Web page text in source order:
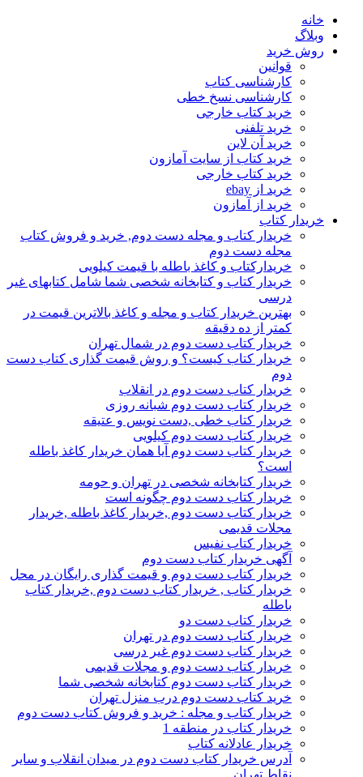
خانه
وبلاگ
روش خرید
قوانین
کارشناسی کتاب
کارشناسی نسخ خطی
خرید کتاب خارجی
خرید تلفنی
خرید آن لاین
خرید کتاب از سایت آمازون
خرید کتاب خارجی
خرید از ebay
خرید از آمازون
خریدار کتاب
خریدار کتاب و مجله دست دوم, خرید و فروش کتاب
مجله دست دوم
خریدارکتاب و کاغذ باطله با قیمت کیلویی
خریدار کتاب و کتابخانه شخصی شما شامل کتابهای غیر
درسی
بهترین خریدار کتاب و مجله و کاغذ بالاترین قیمت در
کمتر از ده دقیقه
خریدار کتاب دست دوم در شمال تهران
خریدار کتاب کیست؟ و روش قیمت گذاری کتاب دست
دوم
خریدار کتاب دست دوم در انقلاب
خریدار کتاب دست دوم شبانه روزی
خریدار کتاب خطی ,دست نویس و عتیقه
خریدار کتاب دست دوم کیلویی
خریدار کتاب دست دوم آیا همان خریدار کاغذ باطله
است؟
خریدار کتابخانه شخصی در تهران و حومه
خریدار کتاب دست دوم چگونه است
خریدار کتاب دست دوم ,خریدار کاغذ باطله ,خریدار
مجلات قدیمی
خریدار کتاب نفیس
آگهی خریدار کتاب دست دوم
خریدار کتاب دست دوم و قیمت گذاری رایگان در محل
خریدار کتاب , خریدار کتاب دست دوم ,خریدار کتاب
باطله
خریدار کتاب دست دو
خریدار کتاب دست دوم در تهران
خریدار کتاب دست دوم غیر درسی
خریدار کتاب دست دوم و مجلات قدیمی
خریدار کتاب دست دوم کتابخانه شخصی شما
خرید کتاب دست دوم درب منزل تهران
خریدار کتاب و مجله : خرید و فروش کتاب دست دوم
خریدار کتاب در منطقه 1
خریدار عادلانه کتاب
آدرس خریدار کتاب دست دوم در میدان انقلاب و سایر